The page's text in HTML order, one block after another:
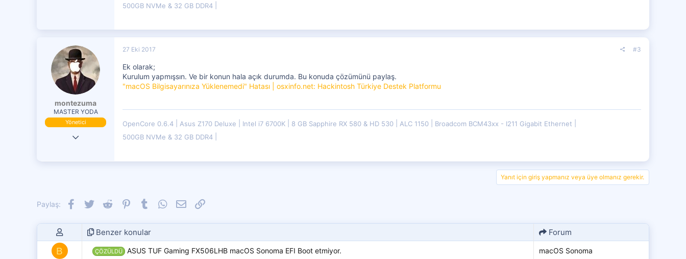
500GB NVMe & 32 GB DDR4
montezuma
MASTER YODA
Yönetici
19 Eki 2016
27 Eki 2017 #3
Ek olarak;
Kurulum yapmışsın. Ve bir konun hala açık durumda. Bu konuda çözümünü paylaş.
"macOS Bilgisayarınıza Yüklenemedi" Hatası | osxinfo.net: Hackintosh Türkiye Destek Platformu
OpenCore 0.6.4 Asus Z170 Deluxe Intel i7 6700K 8 GB Sapphire RX 580 & HD 530 ALC 1150
Broadcom BCM43xx - I211 Gigabit Ethernet
500GB NVMe & 32 GB DDR4
Yanıt için giriş yapmanız veya üye olmanız gerekir.
Paylaş: Facebook
Twitter Reddit PinterestTumblr WhatsApp
E-postaLink
Benzer konular Forum
B ÇÖZÜLDÜ ASUS TUF Gaming FX506LHB macOS Sonoma EFI Boot etmiyor. macOS Sonoma